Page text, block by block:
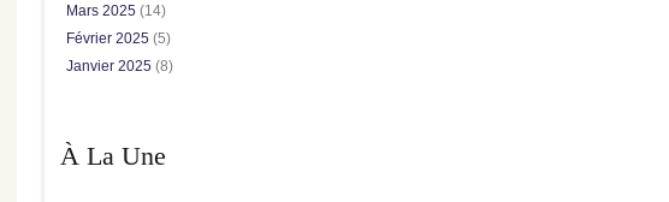
Mars 2025 (14)
Février 2025 (5)
Janvier 2025 (8)
À La Une